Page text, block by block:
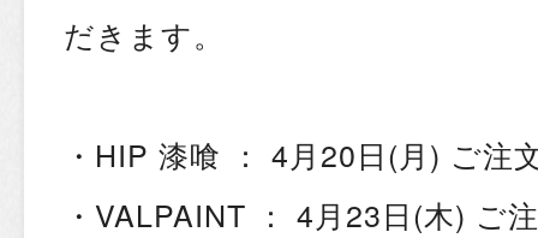
だきます。
・HIP 漆喰 ： 4月20日(月) ご注
・VALPAINT ： 4月23日(木) ご